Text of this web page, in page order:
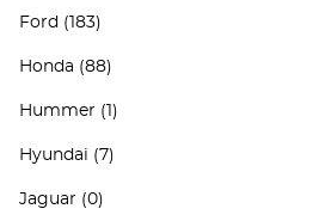
Ford (183)
Honda (88)
Hummer (1)
Hyundai (7)
Jaguar (0)